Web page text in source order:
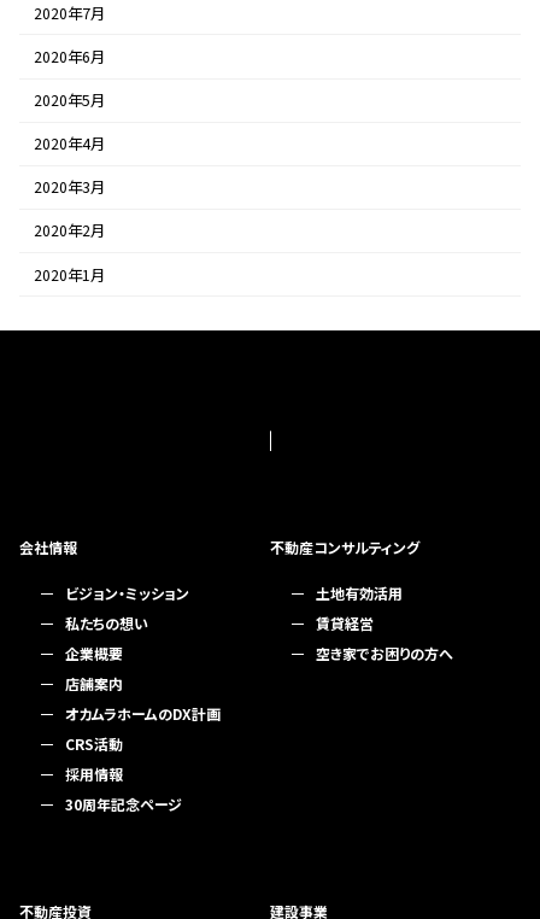
2020年7月
2020年6月
2020年5月
2020年4月
2020年3月
2020年2月
2020年1月
会社情報
ビジョン・ミッション
私たちの想い
企業概要
店舗案内
オカムラホームのDX計画
CRS活動
採用情報
30周年記念ページ
不動産コンサルティング
土地有効活用
賃貸経営
空き家でお困りの方へ
不動産投資 建設事業